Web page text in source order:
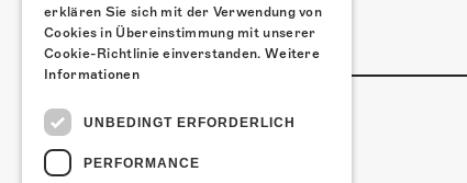
H4 Hotel
Weitere Unterkünfte
ESSENSTIPPS
Pier 11
Restaurant Kreuz
erklären Sie sich mit der Verwendung von
Cookies in Übereinstimmung mit unserer
Cookie-Richtlinie einverstanden. Weitere
Informationen
UNBEDINGT ERFORDERLICH
PERFORMANCE